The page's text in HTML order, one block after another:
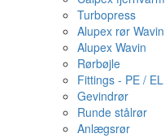
Turbopress
Alupex rør Wavin
Alupex Wavin
Rørbøjle
Fittings - PE / EL
Gevindrør
Runde stålrør
Anlægsrør